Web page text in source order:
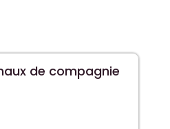
de compagnie